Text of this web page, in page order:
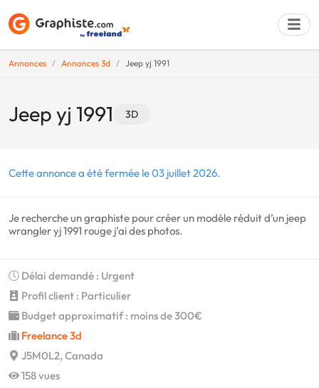
Annonces Annonces 3d Jeep yj 1991
Jeep yj 1991 3D
Cette annonce a été fermée le 03 juillet 2026.
Je recherche un graphiste pour créer un modèle réduit d’un jeep
wrangler yj 1991 rouge j’ai des photos.
Délai demandé : Urgent
Profil client : Particulier
Budget approximatif : moins de 300€
Freelance 3d
J5M0L2, Canada
158 vues